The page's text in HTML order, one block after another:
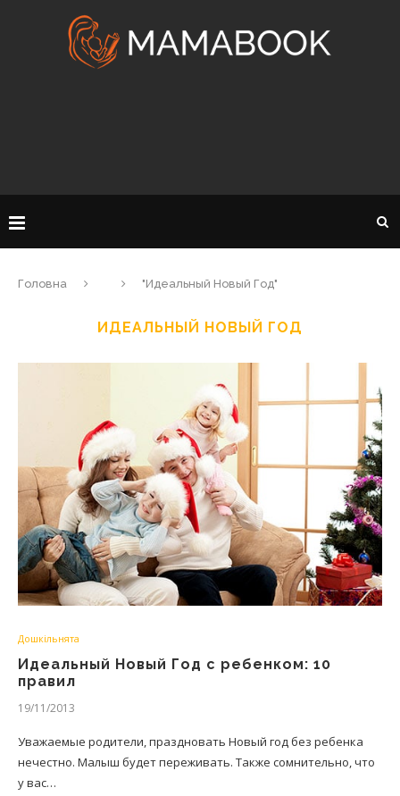
Головна "Идеальный Новый Год"
ИДЕАЛЬНЫЙ НОВЫЙ ГОД
Дошкільнята
Идеальный Новый Год с ребенком: 10
правил
19/11/2013
Уважаемые родители, праздновать Новый год без ребенка
нечестно. Малыш будет переживать. Также сомнительно, что
у вас…